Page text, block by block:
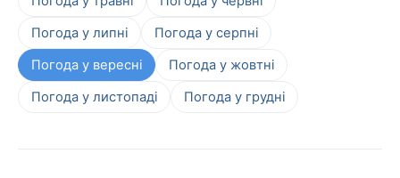
Погода у липні
Погода у серпні
Погода у вересні
Погода у жовтні
Погода у листопаді
Погода у грудні